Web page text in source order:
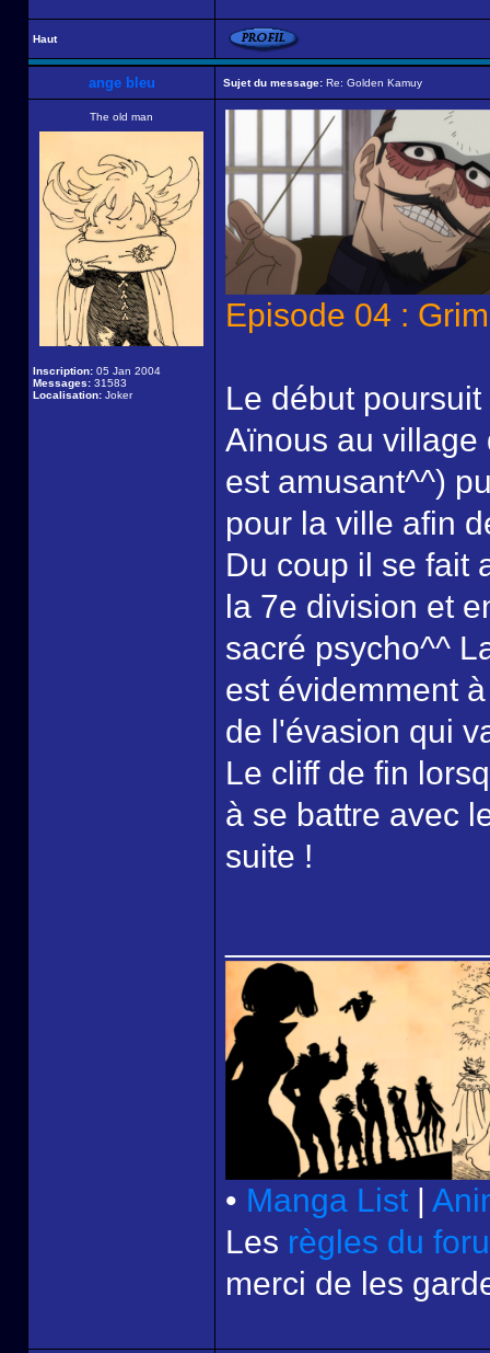
Haut
ange bleu Sujet du message: Re: Golden Kamuy
The old man
Inscription: 05 Jan 2004
Messages: 31583
Localisation: Joker
Episode 04 :
Le début
Aïnous au village
est amusant^^)
pour la ville afin
Du coup il se fait
la 7e division et
sacré psycho^^
est évidemment
de l'évasion qui
Le cliff de fin
à se battre avec
suite !
• Manga List |
Les règles du
merci de les